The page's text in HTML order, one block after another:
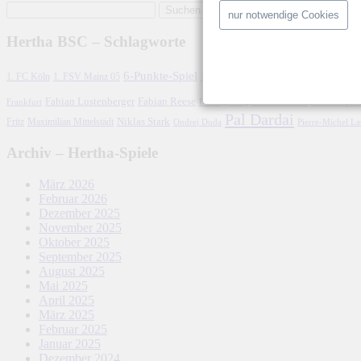
Hertha BSC – Schlagworte
1. FC Köln 1. FSV Mainz 05 6-Punkte-Spiel
Fabian Lustenberger Fabian Reese FC Augsburg FC Schalke 04
Fritz
Maximilian Mittelstädt Niklas Stark Pal Dardai Pierre-Michel
Archiv – Hertha-Spiele
März 2026
Februar 2026
Dezember 2025
November 2025
Oktober 2025
September 2025
August 2025
Mai 2025
April 2025
März 2025
Februar 2025
Januar 2025
Dezember 2024
nur notwendige Cookies